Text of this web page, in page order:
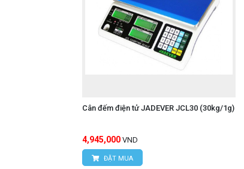
Cân đếm điện tử JADEVER JCL30 (30kg/1g)
4,945,000 VND
ĐẶT MUA